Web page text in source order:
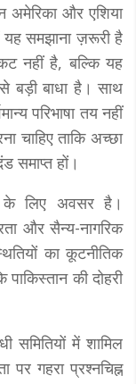
अमेरिका और एशिया
यह समझाना ज़रूरी है
नहीं है, बल्कि यह
बड़ी बाधा है। साथ
परिभाषा तय नहीं
चाहिए ताकि अच्छा
समाप्त हों।
के लिए अवसर है।
और सैन्य-नागरिक
का कूटनीतिक
की दोहरी
समितियों में शामिल
पर गहरा प्रश्नचिह्न